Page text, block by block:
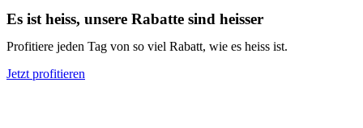
Es ist heiss, unsere Rabatte sind heisser
Profitiere jeden Tag von so viel Rabatt, wie es heiss ist.
Jetzt profitieren